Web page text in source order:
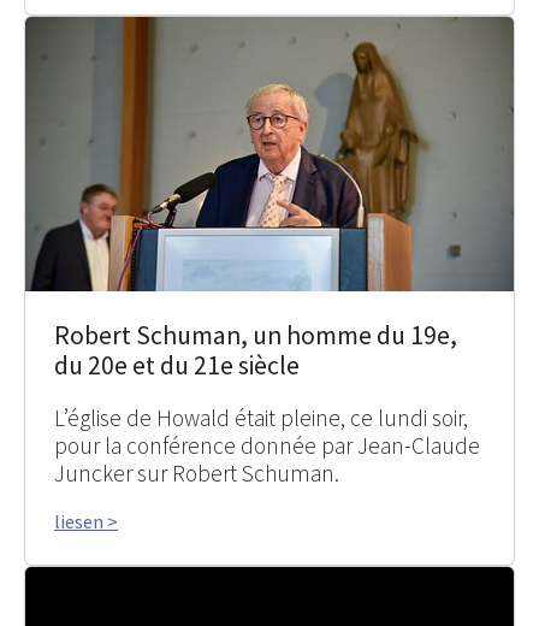
Robert Schuman, un homme du 19e,
du 20e et du 21e siècle
L’église de Howald était pleine, ce lundi soir,
pour la conférence donnée par Jean-Claude
Juncker sur Robert Schuman.
liesen >